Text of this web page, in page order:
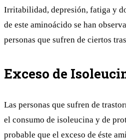
Irritabilidad, depresión, fatiga y
de este aminoácido se han
personas que sufren de ciertos
Exceso de
Las personas que sufren de
el consumo de isoleucina y de
probable que el exceso de éste